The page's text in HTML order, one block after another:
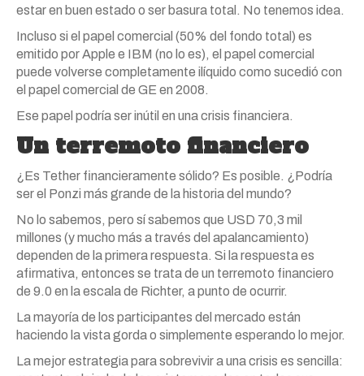
estar en buen estado o ser basura total. No tenemos idea.
Incluso si el papel comercial (50% del fondo total) es
emitido por Apple e IBM (no lo es), el papel comercial
puede volverse completamente ilíquido como sucedió con
el papel comercial de GE en 2008.
Ese papel podría ser inútil en una crisis financiera.
Un terremoto financiero
¿Es Tether financieramente sólido? Es posible. ¿Podría
ser el Ponzi más grande de la historia del mundo?
No lo sabemos, pero sí sabemos que USD 70,3 mil
millones (y mucho más a través del apalancamiento)
dependen de la primera respuesta. Si la respuesta es
afirmativa, entonces se trata de un terremoto financiero
de 9.0 en la escala de Richter, a punto de ocurrir.
La mayoría de los participantes del mercado están
haciendo la vista gorda o simplemente esperando lo mejor.
La mejor estrategia para sobrevivir a una crisis es sencilla: